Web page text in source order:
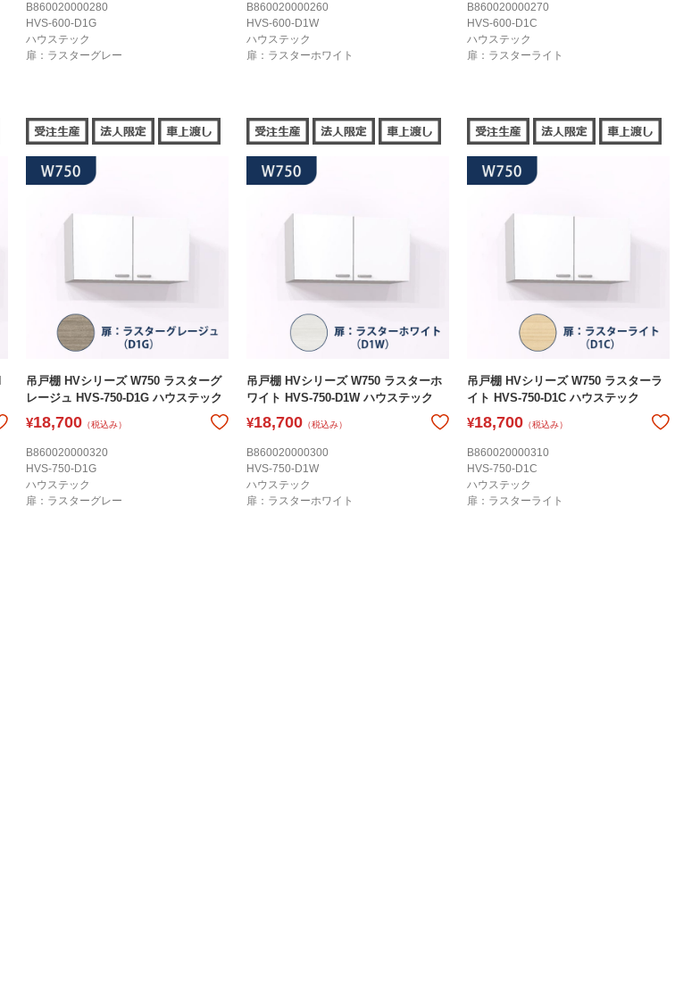
B860020000280
HVS-600-D1G
ハウステック
扉：ラスターグレー
B860020000260
HVS-600-D1W
ハウステック
扉：ラスターホワイト
B860020000270
HVS-600-D1C
ハウステック
扉：ラスターライト
吊戸棚 HVシリーズ W750 ラスターグ
レージュ HVS-750-D1G ハウステック
¥18,700 （税込み）
B860020000320
HVS-750-D1G
ハウステック
扉：ラスターグレー
吊戸棚 HVシリーズ W750 ラスターホ
ワイト HVS-750-D1W ハウステック
¥18,700 （税込み）
B860020000300
HVS-750-D1W
ハウステック
扉：ラスターホワイト
吊戸棚 HVシリーズ W750 ラスターラ
イト HVS-750-D1C ハウステック
¥18,700 （税込み）
B860020000310
HVS-750-D1C
ハウステック
扉：ラスターライト